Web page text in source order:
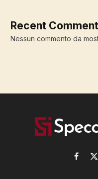
Recent
Nessun commento da
X